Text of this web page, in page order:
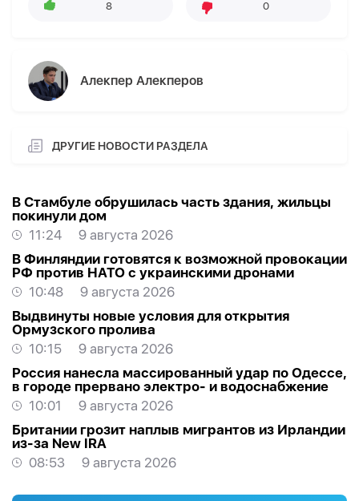
8 0
Алекпер Алекперов
ДРУГИЕ НОВОСТИ РАЗДЕЛА
В Стамбуле обрушилась часть здания, жильцы
покинули дом
11:24
9 августа 2026
В Финляндии готовятся к возможной провокации
РФ против НАТО с украинскими дронами
10:48
9 августа 2026
Выдвинуты новые условия для открытия
Ормузского пролива
10:15
9 августа 2026
Россия нанесла массированный удар по Одессе,
в городе прервано электро- и водоснабжение
10:01
9 августа 2026
Британии грозит наплыв мигрантов из Ирландии
из-за New IRA
08:53
9 августа 2026